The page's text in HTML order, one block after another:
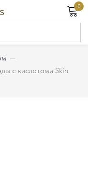
0
—
с кислотами Skin